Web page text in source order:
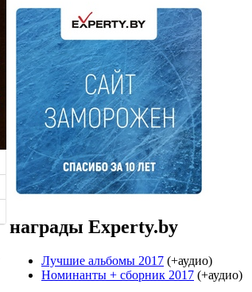
награды Experty.by
Лучшие альбомы 2017 (+аудио)
Номинанты + cборник 2017 (+аудио)